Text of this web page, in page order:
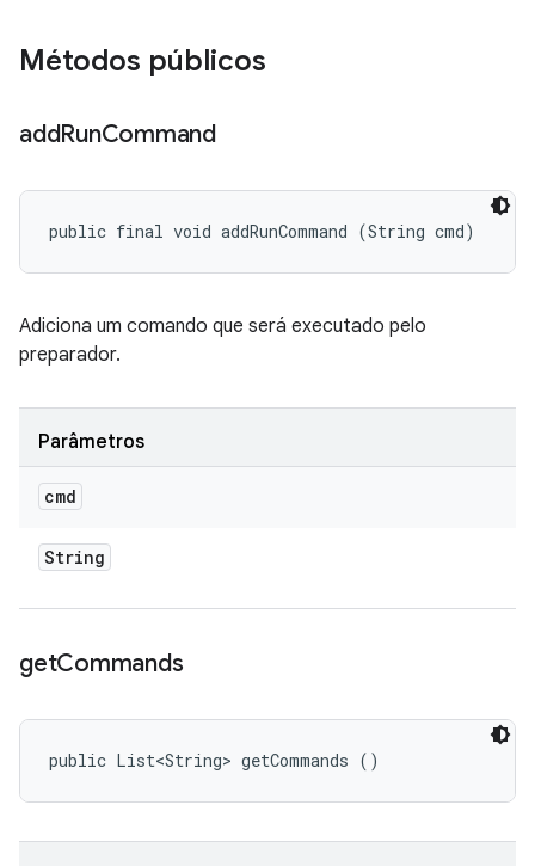
Métodos públicos
addRunCommand
public final void addRunCommand (String cmd)
Adiciona um comando que será executado pelo
preparador.
Parâmetros
cmd
String
getCommands
public List<String> getCommands ()